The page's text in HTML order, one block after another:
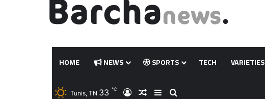
HOME NEWS SPORTS TECH VARIETIES
Tunis, TN 33 ℃ Connexion
Article Aléatoire
Sidebar (barre latérale)